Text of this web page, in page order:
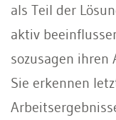
als Teil der
aktiv
sozusagen
Sie erkennen